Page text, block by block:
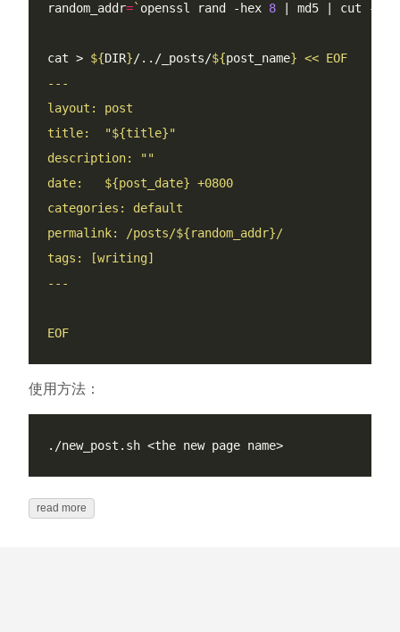
random_addr=` openssl rand -hex 8 | md5 | cut -c1-
cat > ${DIR}/../_posts/${post_name}
EOF
使用方法：
read more